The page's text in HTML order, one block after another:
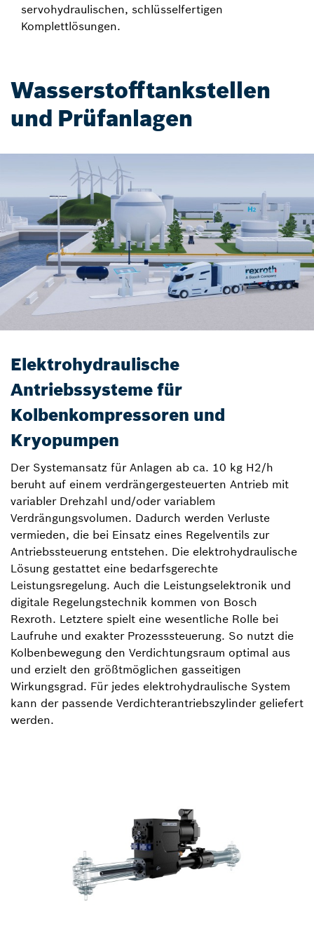
servohydraulischen, schlüsselfertigen
Komplettlösungen.
Wasserstofftankstellen
und Prüfanlagen
Elektrohydraulische
Antriebssysteme für
Kolbenkompressoren und
Kryopumpen
Der Systemansatz für Anlagen ab ca. 10 kg H2/h
beruht auf einem verdrängergesteuerten Antrieb mit
variabler Drehzahl und/oder variablem
Verdrängungsvolumen. Dadurch werden Verluste
vermieden, die bei Einsatz eines Regelventils zur
Antriebssteuerung entstehen. Die elektrohydraulische
Lösung gestattet eine bedarfsgerechte
Leistungsregelung. Auch die Leistungselektronik und
digitale Regelungstechnik kommen von Bosch
Rexroth. Letztere spielt eine wesentliche Rolle bei
Laufruhe und exakter Prozesssteuerung. So nutzt die
Kolbenbewegung den Verdichtungsraum optimal aus
und erzielt den größtmöglichen gasseitigen
Wirkungsgrad. Für jedes elektrohydraulische System
kann der passende Verdichterantriebszylinder geliefert
werden.